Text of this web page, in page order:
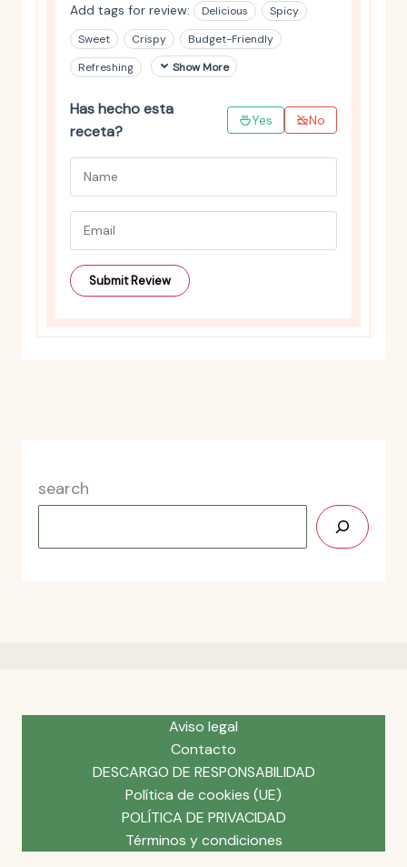
Add tags for review: Delicious
Spicy
Sweet
Crispy
Budget-Friendly
Refreshing
Show More
Has hecho esta
receta?
Yes No
search
Aviso legal
Contacto
DESCARGO DE RESPONSABILIDAD
Política de cookies (UE)
POLÍTICA DE PRIVACIDAD
Términos y condiciones